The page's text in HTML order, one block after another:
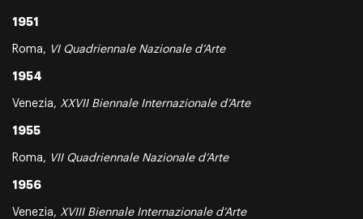
1951
Roma, VI Quadriennale Nazionale d’Arte
1954
Venezia, XXVII Biennale Internazionale d’Arte
1955
Roma, VII Quadriennale Nazionale d’Arte
1956
Venezia, XVIII Biennale Internazionale d’Arte